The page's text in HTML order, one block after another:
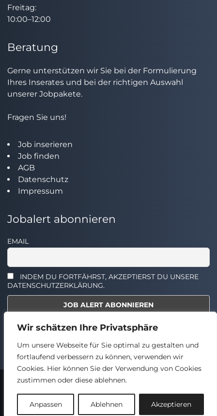
Wir schätzen Ihre Privatsphäre
Um unsere Webseite für Sie optimal zu gestalten und
fortlaufend verbessern zu können, verwenden wir
Cookies. Hier können Sie der Verwendung von Cookies
zustimmen oder diese ablehnen.
Anpassen Ablehnen Akzeptieren
Freitag:
10:00–12:00
Beratung
Gerne unterstützen wir Sie bei der Formulierung
Ihres Inserates und bei der richtigen Auswahl
unserer Jobpakete.
Fragen Sie uns!
Job inserieren
Job finden
AGB
Datenschutz
Impressum
Jobalert abonnieren
EMAIL
INDEM DU FORTFÄHRST, AKZEPTIERST DU UNSERE
DATENSCHUTZERKLÄRUNG.
Select the widget you want to show.
Back